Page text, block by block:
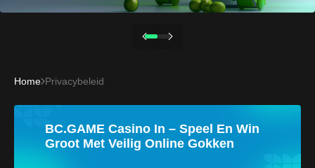
Home Privacybeleid
BC.GAME Casino In – Speel En Win
Groot Met Veilig Online Gokken